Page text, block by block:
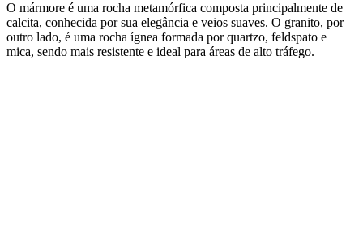
O mármore é uma rocha metamórfica composta principalmente de
calcita, conhecida por sua elegância e veios suaves. O granito, por
outro lado, é uma rocha ígnea formada por quartzo, feldspato e
mica, sendo mais resistente e ideal para áreas de alto tráfego.